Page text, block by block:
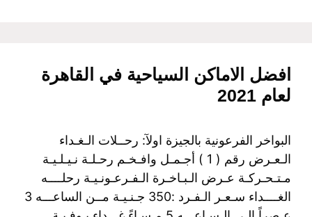
افضل الاماكن السياحية في القاهرة
لعام 2021
البواخر الفرعونية بالجيزة اولآ: رحــلات الـغـداء
الـعـرض رقم ( 1 ) أجـمـل وافـخـم رحـلـة نـيـلـيـة
مـتـحـركـة عـرض الـبـاخـرة الـفـرعـونـيـة رحلــــه
الغــــداء سـعـر الـفـرد :350 جـنـيـة مــن الساعـــه 3